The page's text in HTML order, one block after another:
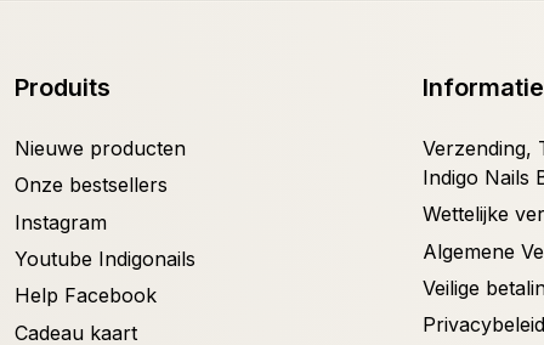
Produits
Nieuwe producten
Onze bestsellers
Instagram
Youtube Indigonails
Help Facebook
Cadeau kaart
Verzending,
Indigo Nails
Wettelijke
Algemene
Veilige
Privacybeleid